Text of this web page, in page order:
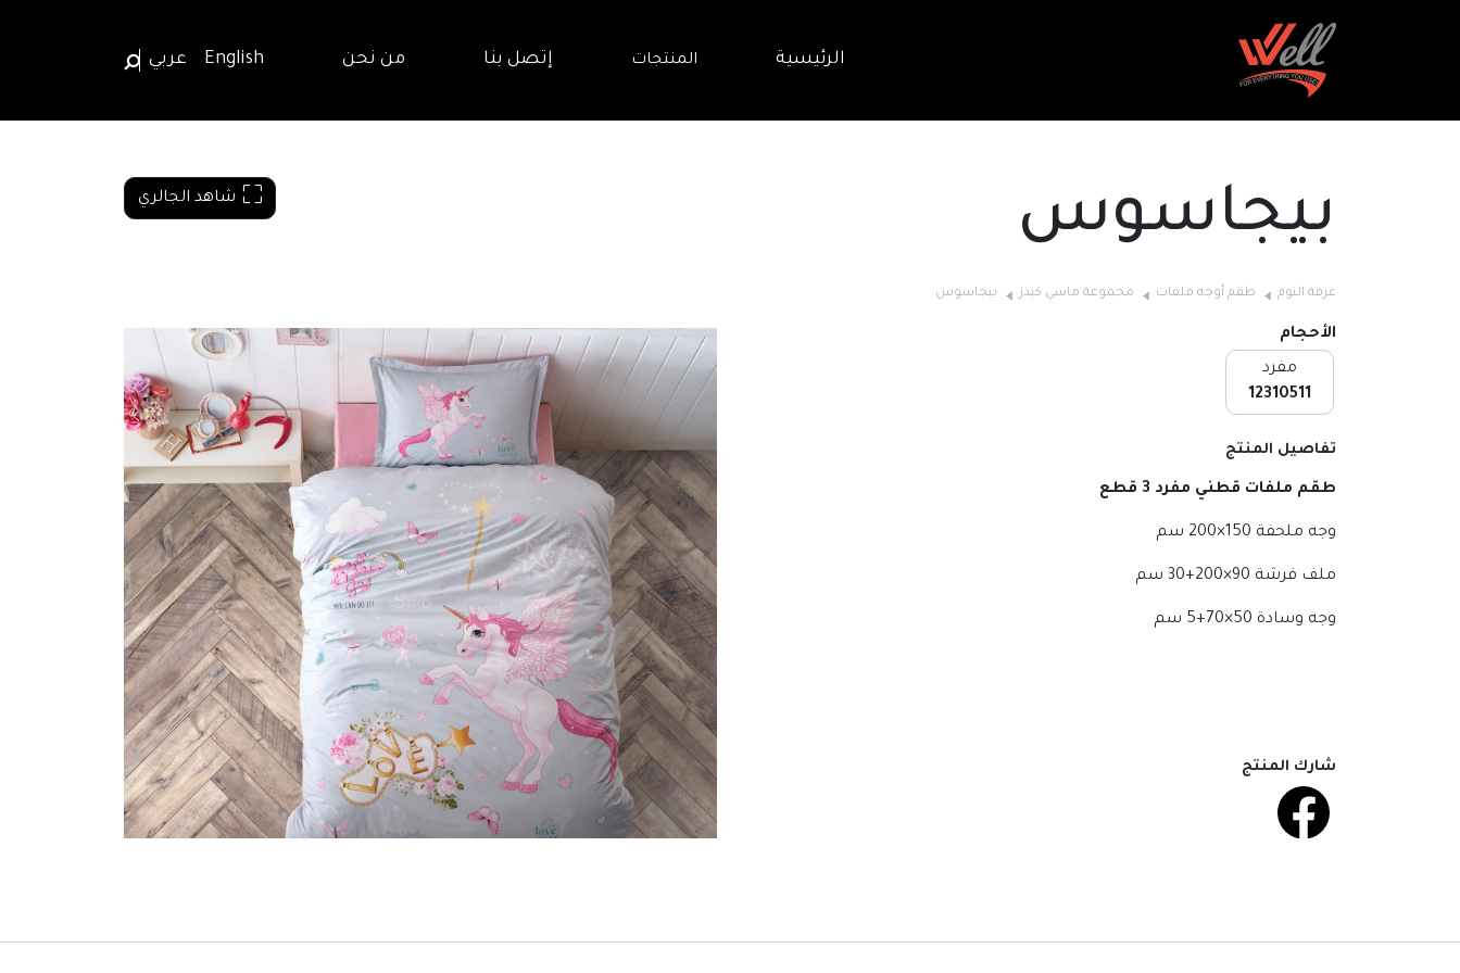
الرئيسية المنتجات إتصل بنا من نحن English عربي
بيجاسوس
غرفة النوم طقم أوجه ملفات مجموعة ماسي كيدز بيجاسوس
الأحجام
مفرد
12310511
تفاصيل المنتج
طقم ملفات قطني مفرد 3 قطع
وجه ملحفة 150×200 سم
ملف فرشة 90×200+30 سم
وجه وسادة 50×70+5 سم
شارك المنتج
شاهد الجالري